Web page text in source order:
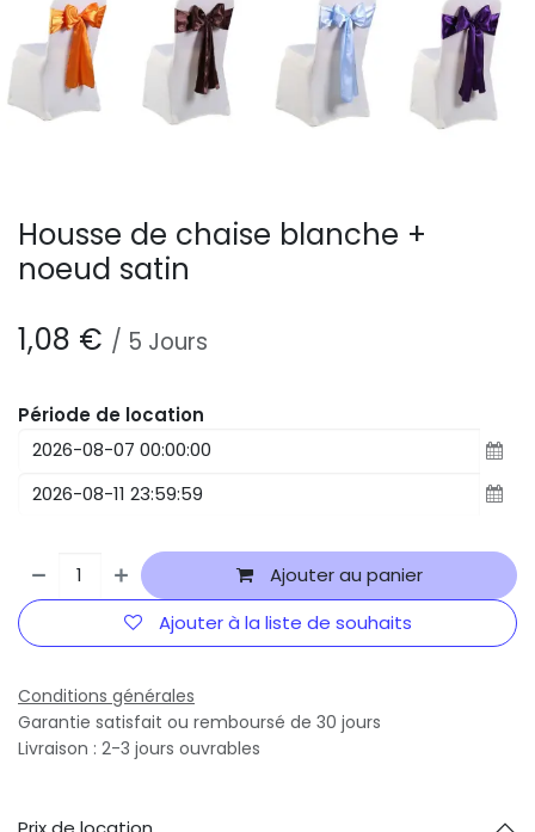
Housse de chaise blanche +
noeud satin
1,08 € / 5 Jours
Période de location
Ajouter au panier
Ajouter à la liste de souhaits
Conditions générales
Garantie satisfait ou remboursé de 30 jours
Livraison : 2-3 jours ouvrables